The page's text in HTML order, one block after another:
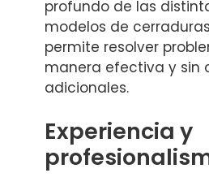
profundo de las
modelos de
permite resolver
manera efectiva y sin
adicionales.
Experiencia y